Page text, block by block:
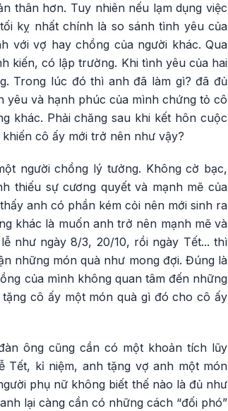
thân hơn. Tuy nhiên nếu lạm dụng việc
kỵ nhất chính là so sánh tình yêu của
với vợ hay chồng của người khác. Qua
kiến, có lập trường. Khi tình yêu của hai
Trong lúc đó thì anh đã làm gì? đã đủ
yêu và hạnh phúc của mình chứng tỏ cô
khác. Phải chăng sau khi kết hôn cuộc
cô ấy mới trở nên như vậy?
người chồng lý tưởng. Không cờ bạc,
thiếu sự cương quyết và mạnh mẽ của
anh có phần kém cỏi nên mới sinh ra
khác là muốn anh trở nên mạnh mẽ và
như ngày 8/3, 20/10, rồi ngày Tết... thì
những món quà như mong đợi. Đúng là
của mình không quan tâm đến những
cô ấy một món quà gì đó cho cô ấy
ông cũng cần có một khoản tích lũy
Tết, kỉ niệm, anh tặng vợ anh một món
phụ nữ không biết thế nào là đủ như
lại càng cần có những cách “đối phó”